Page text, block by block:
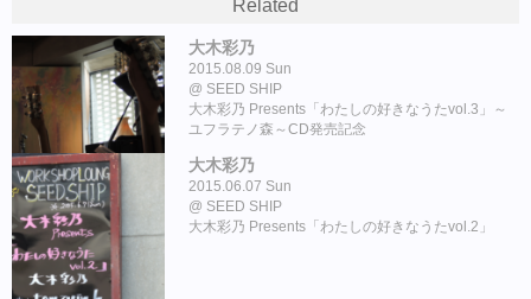
Related
大木彩乃
2015.08.09 Sun
SEED SHIP
大木彩乃 Presents「わたしの好きなうたvol.3」～
ユフラテノ森～CD発売記念
大木彩乃
2015.06.07 Sun
SEED SHIP
大木彩乃 Presents「わたしの好きなうたvol.2」